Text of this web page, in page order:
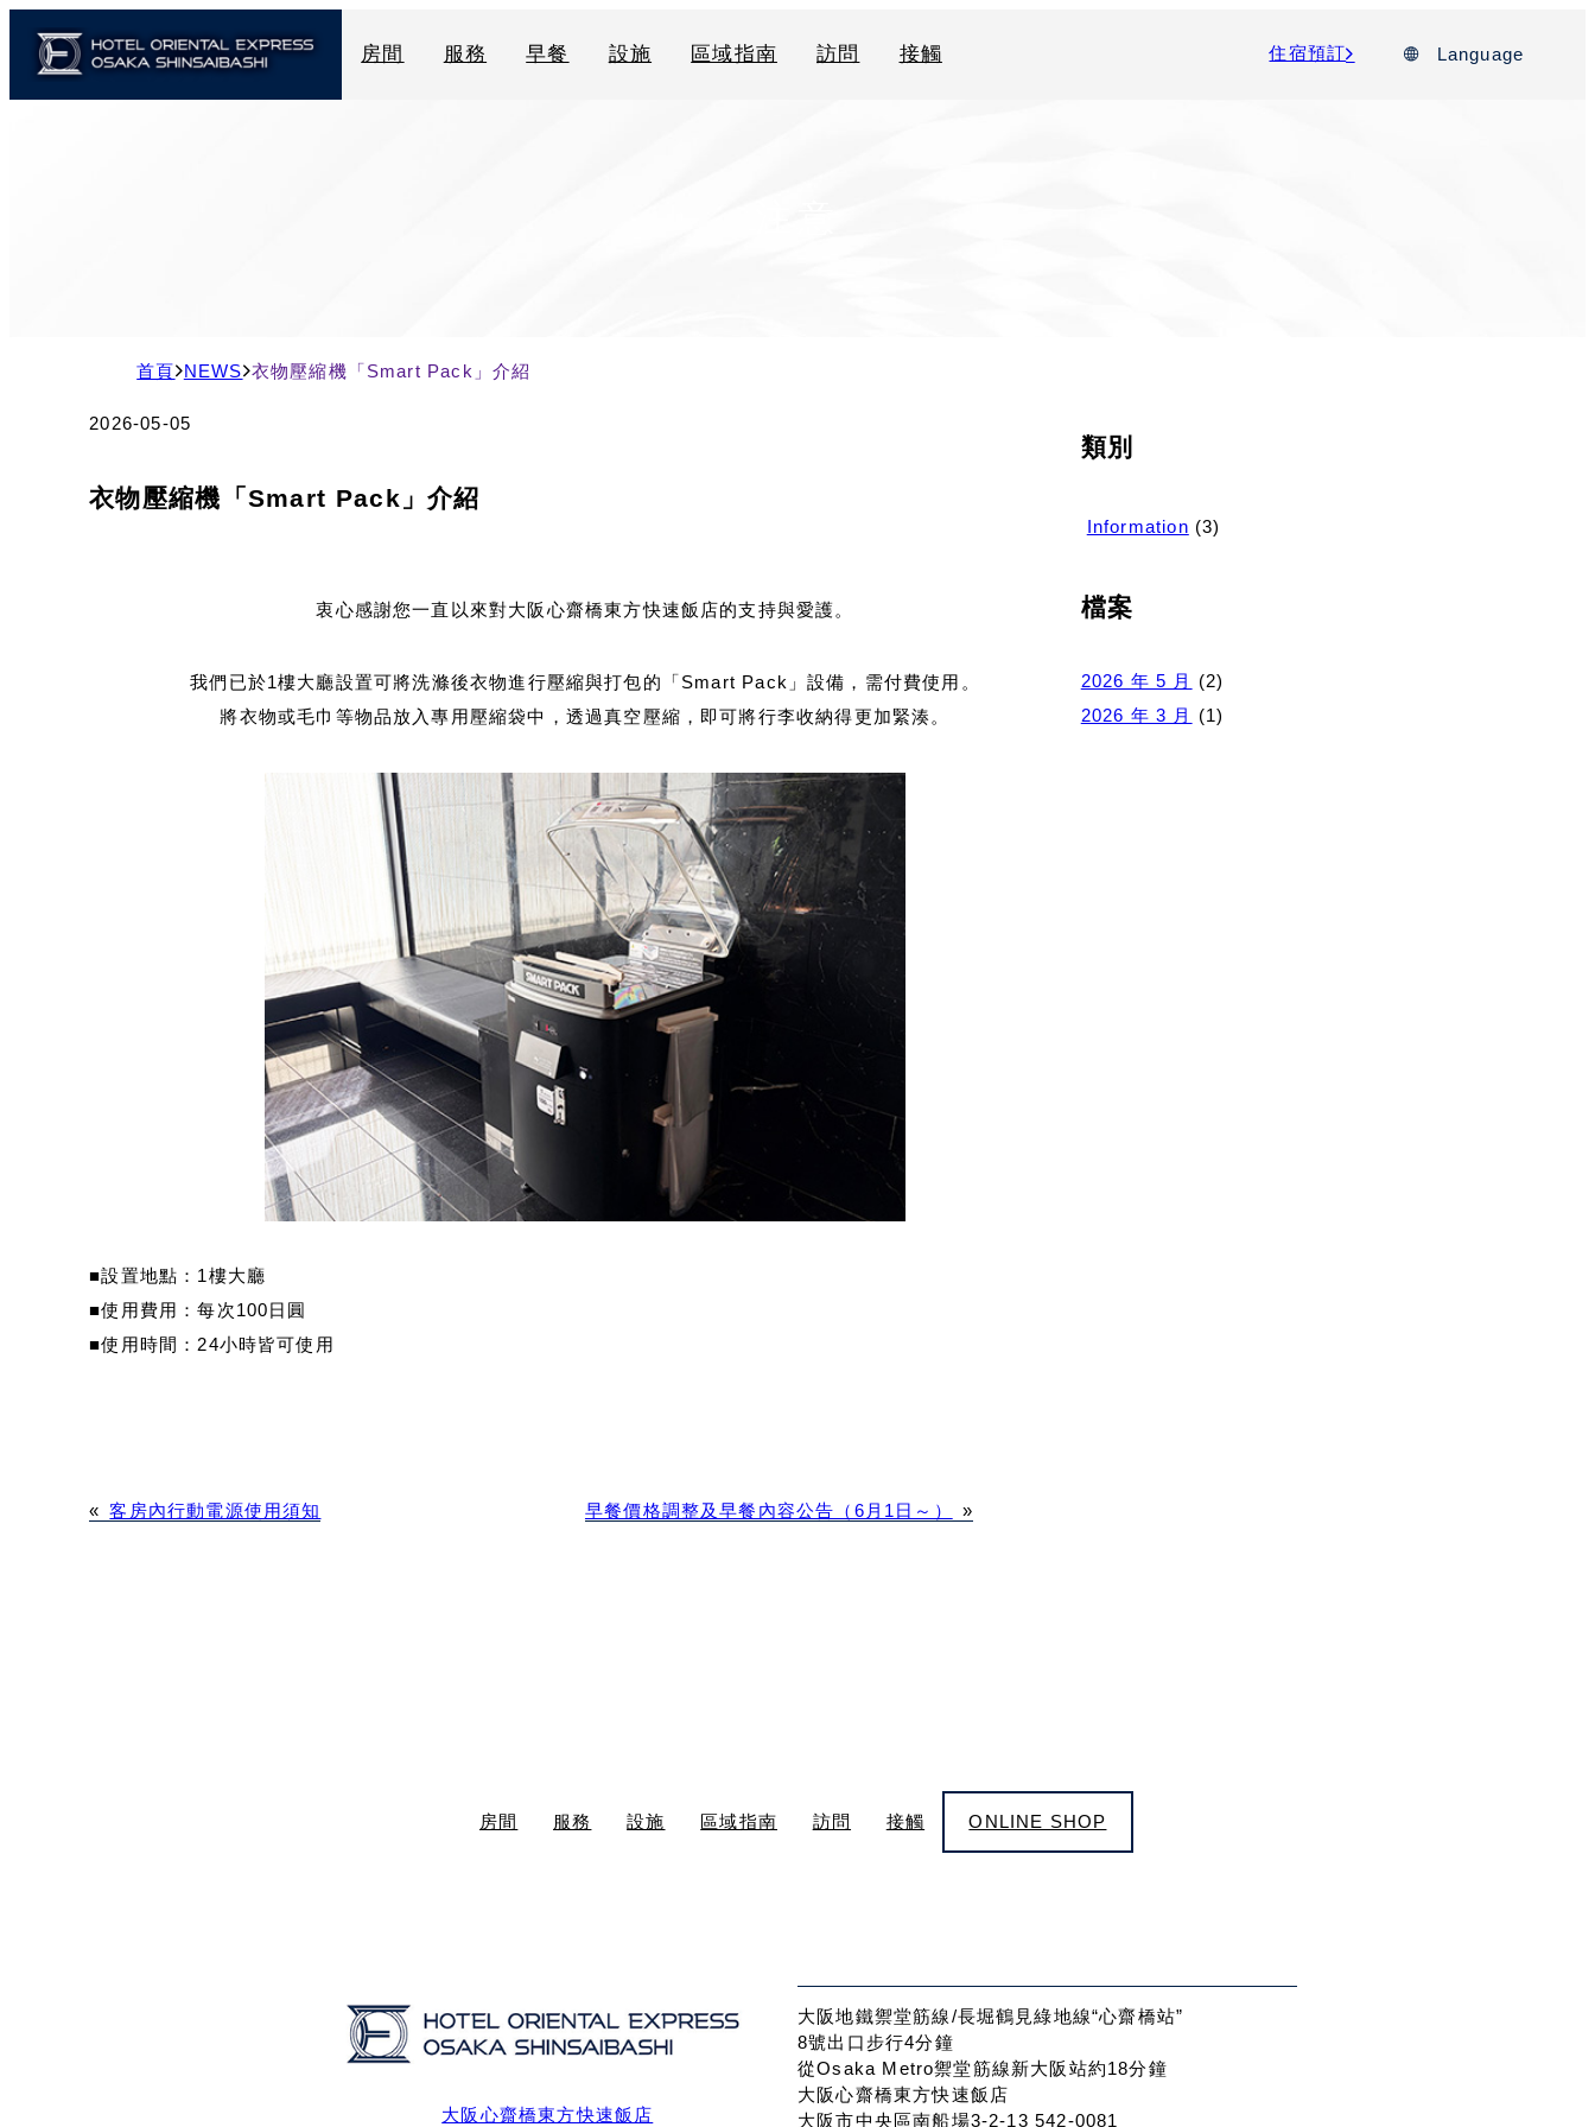
房間 服務 早餐 設施 區域指南 訪問 接觸 住宿預訂 Language
ー
首頁 NEWS 衣物壓縮機「Smart Pack」介紹
2026-05-05
衣物壓縮機「Smart Pack」介紹
衷心感謝您一直以來對大阪心齋橋東方快速飯店的支持與愛護。
我們已於1樓大廳設置可將洗滌後衣物進行壓縮與打包的「Smart Pack」設備，需付費使用。
將衣物或毛巾等物品放入專用壓縮袋中，透過真空壓縮，即可將行李收納得更加緊湊。
■設置地點：1樓大廳
■使用費用：每次100日圓
■使用時間：24小時皆可使用
« 客房內行動電源使用須知 早餐價格調整及早餐內容公告（6月1日～） »
類別
Information (3)
檔案
2026 年 5 月
(2)
2026 年 3 月
(1)
房間 服務 設施 區域指南 訪問 接觸 ONLINE SHOP
大阪心齋橋東方快速飯店
大阪地鐵禦堂筋線/長堀鶴見綠地線“心齋橋站”
8號出口步行4分鐘
從Osaka Metro禦堂筋線新大阪站約18分鐘
大阪心齋橋東方快速飯店
大阪市中央區南船場3-2-13 542-0081